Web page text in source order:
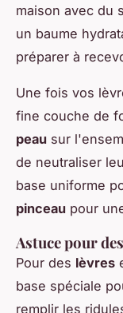
maison avec du
un baume
préparer à
Une fois vos
fine couche de
peau sur
de neutraliser
base uniforme
pinceau pour
Astuce pour
Pour des lèvres
base spéciale
remplir les